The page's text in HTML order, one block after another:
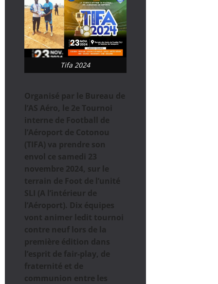
Tifa 2024
Organisé par le Bureau de
l’AS Aéro, le 2e Tournoi
interne de Football de
l’Aéroport de Cotonou
(TIFA) va prendre son
envol ce samedi 23
novembre 2024, sur le
terrain de Foot de l’unité
SLI (A l’intérieur de
l’Aéroport). Dix équipes
vont animer ledit tournoi
contre neuf lors de la
première édition dans
l’esprit de fair-play, de
fraternité et de
communion entre les